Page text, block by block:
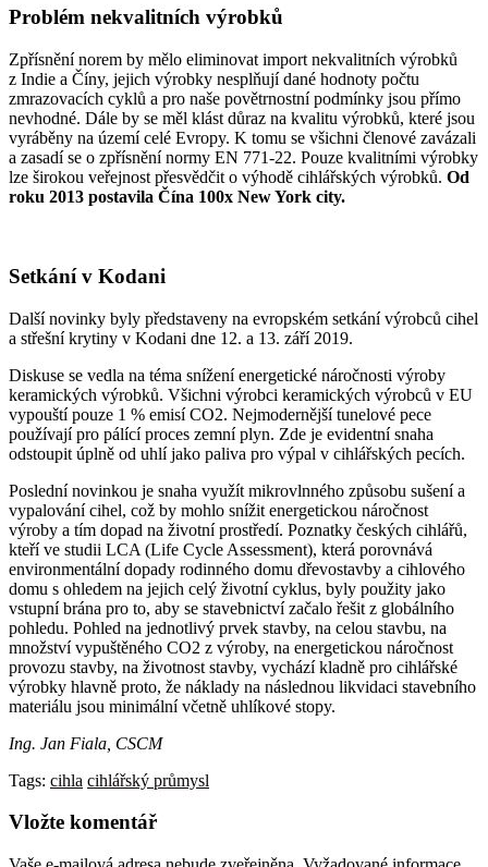
Problém nekvalitních výrobků
Zpřísnění norem by mělo eliminovat import nekvalitních výrobků
z Indie a Číny, jejich výrobky nesplňují dané hodnoty počtu
zmrazovacích cyklů a pro naše povětrnostní podmínky jsou přímo
nevhodné. Dále by se měl klást důraz na kvalitu výrobků, které jsou
vyráběny na území celé Evropy. K tomu se všichni členové zavázali
a zasadí se o zpřísnění normy EN 771-22. Pouze kvalitními výrobky
lze širokou veřejnost přesvědčit o výhodě cihlářských výrobků. Od
roku 2013 postavila Čína 100x New York city.
Setkání v Kodani
Další novinky byly představeny na evropském setkání výrobců cihel
a střešní krytiny v Kodani dne 12. a 13. září 2019.
Diskuse se vedla na téma snížení energetické náročnosti výroby
keramických výrobků. Všichni výrobci keramických výrobců v EU
vypouští pouze 1 % emisí CO2. Nejmodernější tunelové pece
používají pro pálící proces zemní plyn. Zde je evidentní snaha
odstoupit úplně od uhlí jako paliva pro výpal v cihlářských pecích.
Poslední novinkou je snaha využít mikrovlnného způsobu sušení a
vypalování cihel, což by mohlo snížit energetickou náročnost
výroby a tím dopad na životní prostředí. Poznatky českých cihlářů,
kteří ve studii LCA (Life Cycle Assessment), která porovnává
environmentální dopady rodinného domu dřevostavby a cihlového
domu s ohledem na jejich celý životní cyklus, byly použity jako
vstupní brána pro to, aby se stavebnictví začalo řešit z globálního
pohledu. Pohled na jednotlivý prvek stavby, na celou stavbu, na
množství vypuštěného CO2 z výroby, na energetickou náročnost
provozu stavby, na životnost stavby, vychází kladně pro cihlářské
výrobky hlavně proto, že náklady na následnou likvidaci stavebního
materiálu jsou minimální včetně uhlíkové stopy.
Ing. Jan Fiala, CSCM
Tags: cihla cihlářský průmysl
Vložte komentář